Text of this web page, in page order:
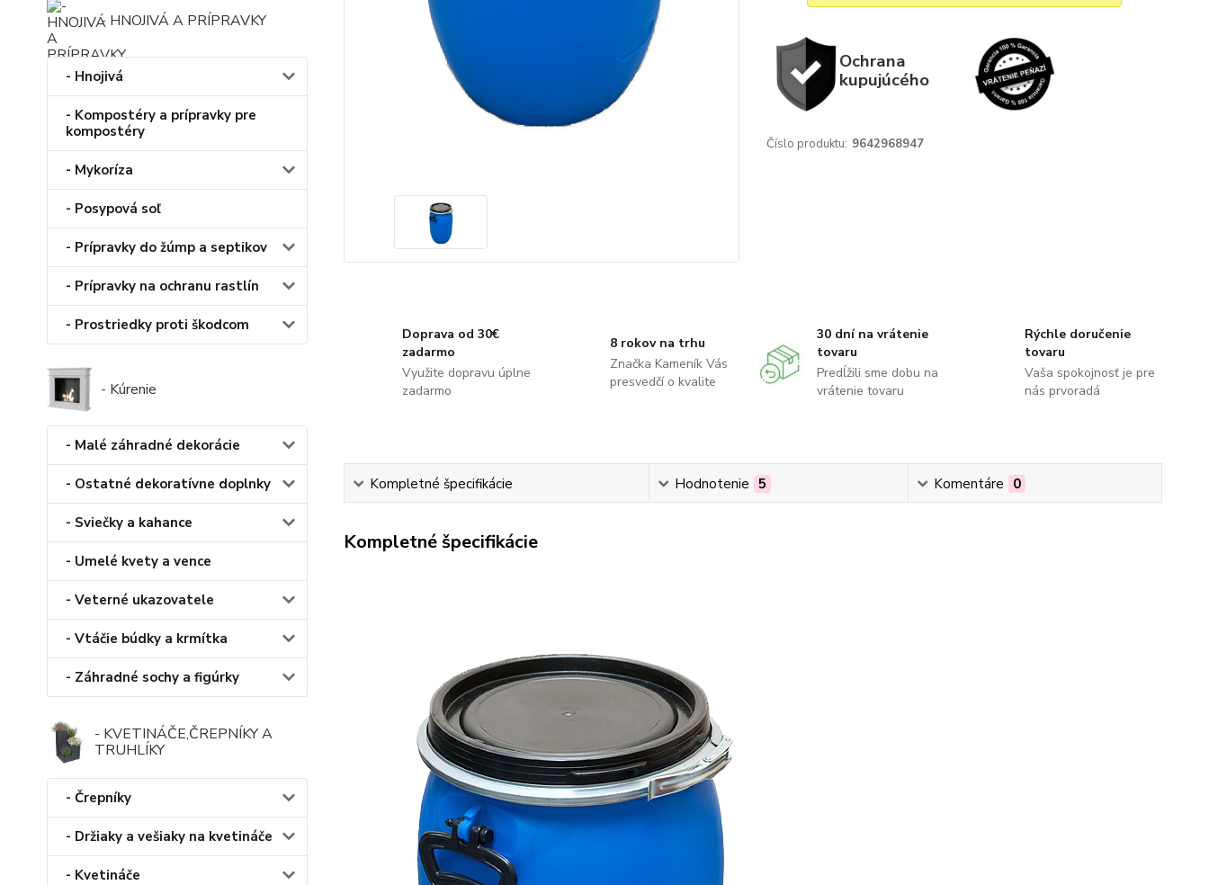
- HNOJIVÁ A PRÍPRAVKY
- Hnojivá
- Kompostéry a prípravky pre
kompostéry
- Mykoríza
- Posypová soľ
- Prípravky do žúmp a septikov
- Prípravky na ochranu rastlín
- Prostriedky proti škodcom
- Kúrenie
- Malé záhradné dekorácie
- Ostatné dekoratívne doplnky
- Sviečky a kahance
- Umelé kvety a vence
- Veterné ukazovatele
- Vtáčie búdky a krmítka
- Záhradné sochy a figúrky
- KVETINÁČE,ČREPNÍKY A
TRUHLÍKY
- Črepníky
- Držiaky a vešiaky na kvetináče
- Kvetináče
Ochrana
kupujúcého
Číslo produktu: 9642968947
Doprava od 30€
zadarmo
Využite dopravu úplne
zadarmo
8 rokov na trhu
Značka Kameník Vás
presvedčí o kvalite
30 dní na vrátenie
tovaru
Predĺžili sme dobu na
vrátenie tovaru
Rýchle doručenie
tovaru
Vaša spokojnosť je pre
nás prvoradá
Kompletné špecifikácie Hodnotenie 5 Komentáre 0
Kompletné špecifikácie